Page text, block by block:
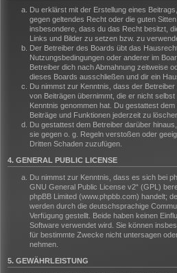
Du erklärst mit der Erstellung eines
gegen geltendes Recht oder die guten
insbesondere, dass du das Recht besitzt,
Links und Bilder zu setzen bzw. zu
Der Betreiber des Boards übt das
Nutzungsbedingungen oder anderer im
Betreiber dich nach Abmahnung zeitweise
dieses Boards ausschließen und dir ein
Du nimmst zur Kenntnis, dass der
von Beiträgen übernimmt, die er nicht
Kenntnis genommen hat. Du gestattest
Beiträge und Funktionen jederzeit zu
Du gestattest dem Betreiber darüber
sie gegen o. g. Regeln verstoßen oder
Dritten Schaden zuzufügen.
4. GENERAL PUBLIC LICENSE
Du nimmst zur Kenntnis, dass es sich bei
GNU General Public License v2“ (GPL)
phpBB Limited (www.phpbb.com) handelt;
werden durch die deutschsprachige
Verfügung gestellt. Beide haben keinen
Software verwendet wird. Sie können
für bestimmte Zwecke nicht untersagen
nehmen.
5. GEWÄHRLEISTUNG